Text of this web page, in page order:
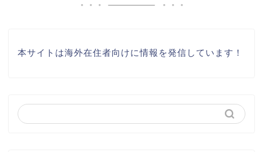
本サイトは海外在住者向けに情報を発信しています！